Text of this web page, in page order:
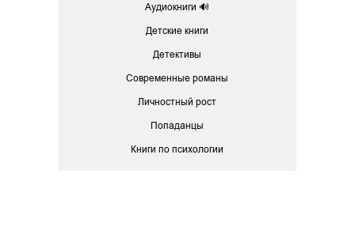
Аудиокниги 🔊
Детские книги
Детективы
Современные романы
Личностный рост
Попаданцы
Книги по психологии